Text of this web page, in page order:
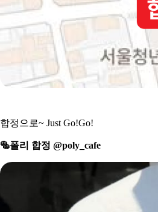
합정으로~ Just Go!Go!
🥯폴리 합정 @poly_cafe